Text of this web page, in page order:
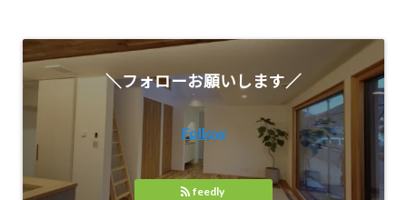
＼フォローお願いします／
Follow
feedly